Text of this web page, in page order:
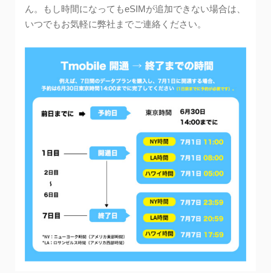
ん。もし時間になってもeSIMが追加できない場合は、
いつでもお気軽に弊社までご連絡ください。